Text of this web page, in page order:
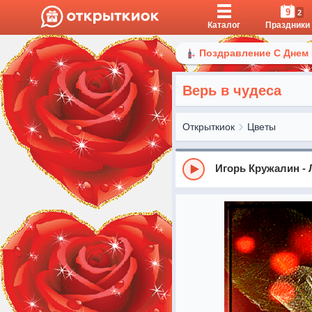
Каталог
9 2
Праздники
Поздравление С
Верь в чудеса
Открыткиок Цветы
Игорь Кружалин -